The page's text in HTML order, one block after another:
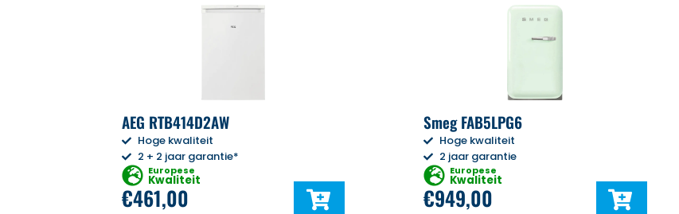
AEG RTB414D2AW
Hoge kwaliteit
2 + 2 jaar garantie*
Europese
Kwaliteit
€461,00
Smeg FAB5LPG6
Hoge kwaliteit
2 jaar garantie
Europese
Kwaliteit
€949,00